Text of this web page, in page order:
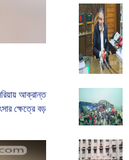
আক্রান্ত
ক্ষেত্রে বড়